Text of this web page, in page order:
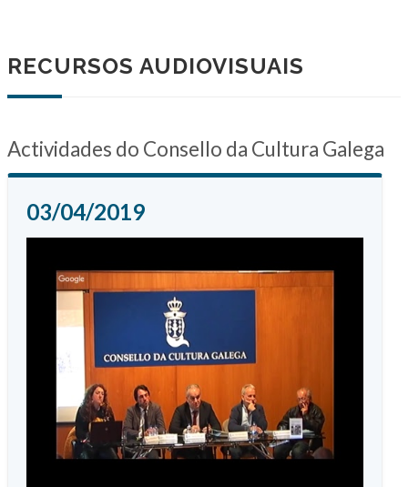
RECURSOS AUDIOVISUAIS
Actividades do Consello da Cultura Galega
03/04/2019